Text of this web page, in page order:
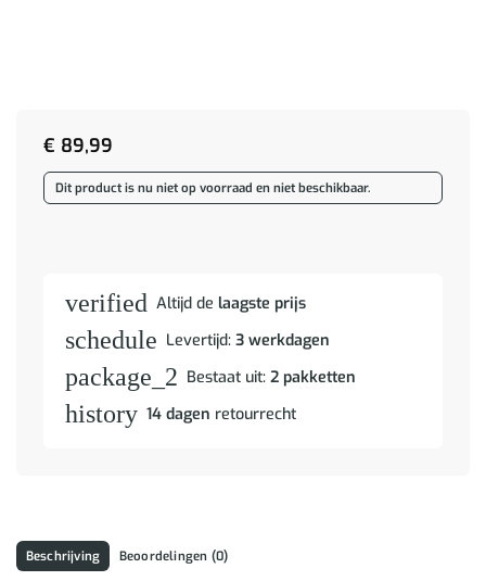
€ 89,99
Dit product is nu niet op voorraad en niet beschikbaar.
verified Altijd de laagste prijs
schedule Levertijd: 3 werkdagen
package_2 Bestaat uit: 2 pakketten
history 14 dagen retourrecht
Beschrijving Beoordelingen (0)